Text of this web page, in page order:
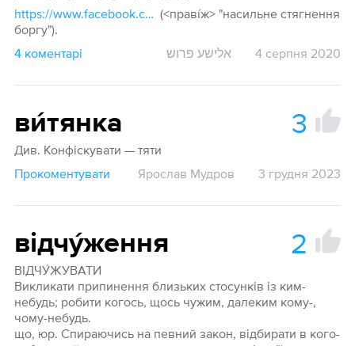
https://www.facebook.com/groups/alter.movoznavstvo/permalink/1671812552964888/ (<правíж> "насильне стягнення
боргу").
4 коментарі
אלישע פרוש 4 серпня 2020
ви́тянка 3
Див. Конфіскувати — тяти
Прокоментувати
Ярослав Мудров 3 грудня 2023
відчу́ження 2
ВІДЧУ́ЖУВАТИ
Викликати припинення близьких стосунків із ким-
небудь; робити когось, щось чужим, далеким кому-,
чому-небудь.
що, юр. Спираючись на певний закон, відбирати в кого-